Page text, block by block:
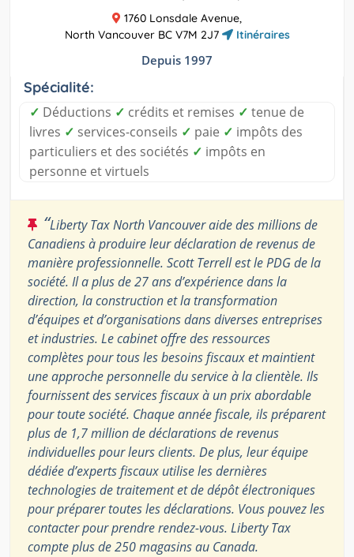
1760 Lonsdale Avenue,
North Vancouver BC V7M 2J7
Itinéraires
Depuis 1997
Spécialité:
✓ Déductions ✓ crédits et remises ✓ tenue de
livres ✓ services-conseils ✓ paie ✓ impôts des
particuliers et des sociétés ✓ impôts en
personne et virtuels
“Liberty Tax North Vancouver aide des millions de
Canadiens à produire leur déclaration de revenus de
manière professionnelle. Scott Terrell est le PDG de la
société. Il a plus de 27 ans d’expérience dans la
direction, la construction et la transformation
d’équipes et d’organisations dans diverses entreprises
et industries. Le cabinet offre des ressources
complètes pour tous les besoins fiscaux et maintient
une approche personnelle du service à la clientèle. Ils
fournissent des services fiscaux à un prix abordable
pour toute société. Chaque année fiscale, ils préparent
plus de 1,7 million de déclarations de revenus
individuelles pour leurs clients. De plus, leur équipe
dédiée d’experts fiscaux utilise les dernières
technologies de traitement et de dépôt électroniques
pour préparer toutes les déclarations. Vous pouvez les
contacter pour prendre rendez-vous. Liberty Tax
compte plus de 250 magasins au Canada.